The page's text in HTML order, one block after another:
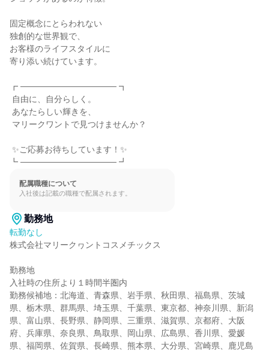
固定概念にとらわれない
独創的な世界観で、
お客様のライフスタイルに
寄り添い続けています。
┏ ──────────────── ┓
┗ ──────────────── ┛
配属職種について
入社後は記載の職種で配属されます。
勤務地
転勤なし
株式会社マリークヮントコスメチックス
勤務地
入社時の住所より１時間半圏内
勤務候補地：北海道、青森県、岩手県、秋田県、福島県、茨城
県、栃木県、群馬県、埼玉県、千葉県、東京都、神奈川県、新潟
県、富山県、長野県、静岡県、三重県、滋賀県、京都府、大阪
府、兵庫県、奈良県、鳥取県、岡山県、広島県、香川県、愛媛
県、福岡県、佐賀県、長崎県、熊本県、大分県、宮崎県、鹿児島